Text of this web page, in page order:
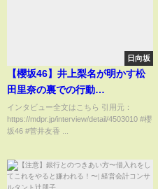
日向坂
【櫻坂46】井上梨名が明かす松
田里奈の裏での行動…
インタビュー全文はこちら 引用元：
https://mdpr.jp/interview/detail/4503010 #櫻
坂46 #菅井友香 ...